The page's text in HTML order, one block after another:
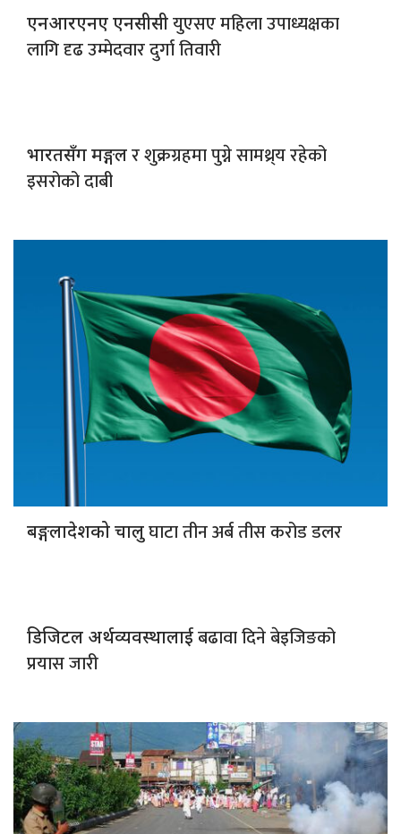
एनआरएनए एनसीसीयुएसए महिला उपाध्यक्षका
लागि दृढ उम्मेदवार दुर्गा तिवारी
भारतसँग मङ्गलर शुक्रग्रहमा पुग्ने सामथ्र्य रहेको
इसरोको दाबी
बङ्गलादेशको चालुघाटा तीन अर्ब तीस करोड डलर
डिजिटल अर्थव्यवस्थालाईबढावा दिने बेइजिङको
प्रयास जारी